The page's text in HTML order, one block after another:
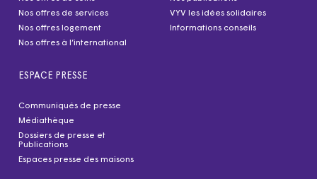
Nos offres de services
Nos offres logement
Nos offres à l’international
VYV les idées solidaires
Informations conseils
ESPACE PRESSE
Communiqués de presse
Médiathèque
Dossiers de presse et
Publications
Espaces presse des maisons